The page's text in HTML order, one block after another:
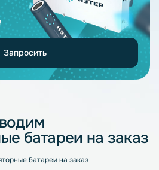
Запросить
батареи на заказ
батареи на заказ